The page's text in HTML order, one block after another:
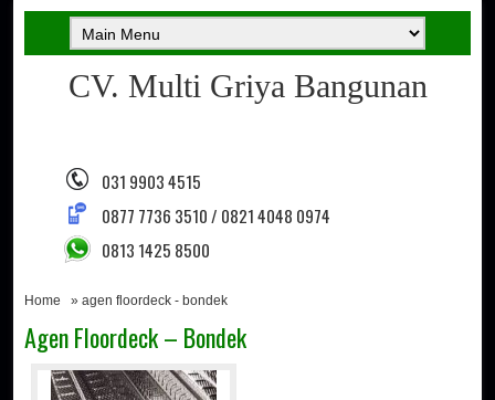
CV. Multi Griya Bangunan
031 9903 4515
0877 7736 3510 / 0821 4048 0974
0813 1425 8500
Home » agen floordeck - bondek
Agen Floordeck – Bondek